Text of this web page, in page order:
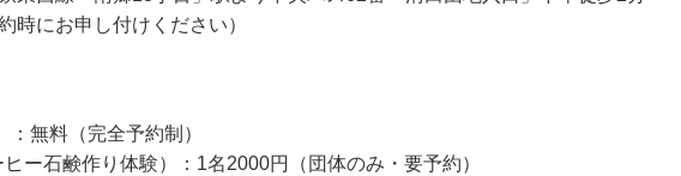
時にお申し付けください）
無料（完全予約制）
ー石鹸作り体験）：1名2000円（団体のみ・要予約）